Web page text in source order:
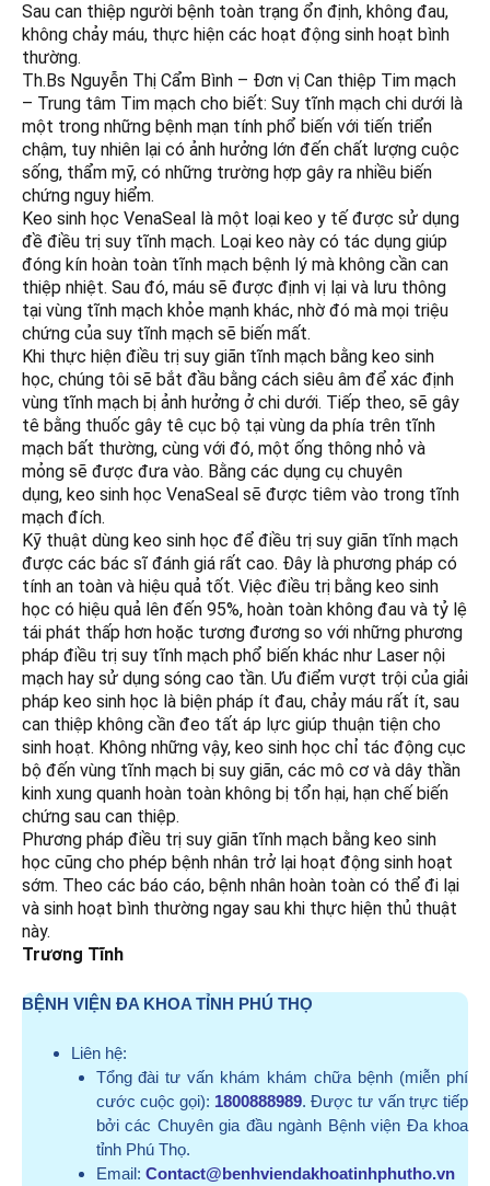
Sau can thiệp người bệnh toàn trạng ổn định, không đau,
không chảy máu, thực hiện các hoạt động sinh hoạt bình
thường.
Th.Bs Nguyễn Thị Cẩm Bình – Đơn vị Can thiệp Tim mạch
– Trung tâm Tim mạch cho biết: Suy tĩnh mạch chi dưới là
một trong những bệnh mạn tính phổ biến với tiến triển
chậm, tuy nhiên lại có ảnh hưởng lớn đến chất lượng cuộc
sống, thẩm mỹ, có những trường hợp gây ra nhiều biến
chứng nguy hiểm.
Keo sinh học VenaSeal là một loại keo y tế được sử dụng
đề điều trị suy tĩnh mạch. Loại keo này có tác dụng giúp
đóng kín hoàn toàn tĩnh mạch bệnh lý mà không cần can
thiệp nhiệt. Sau đó, máu sẽ được định vị lại và lưu thông
tại vùng tĩnh mạch khỏe mạnh khác, nhờ đó mà mọi triệu
chứng của suy tĩnh mạch sẽ biến mất.
Khi thực hiện điều trị suy giãn tĩnh mạch bằng keo sinh
học, chúng tôi sẽ bắt đầu bằng cách siêu âm để xác định
vùng tĩnh mạch bị ảnh hưởng ở chi dưới. Tiếp theo, sẽ gây
tê bằng thuốc gây tê cục bộ tại vùng da phía trên tĩnh
mạch bất thường, cùng với đó, một ống thông nhỏ và
mỏng sẽ được đưa vào. Bằng các dụng cụ chuyên
dụng, keo sinh học VenaSeal sẽ được tiêm vào trong tĩnh
mạch đích.
Kỹ thuật dùng keo sinh học để điều trị suy giãn tĩnh mạch
được các bác sĩ đánh giá rất cao. Đây là phương pháp có
tính an toàn và hiệu quả tốt. Việc điều trị bằng keo sinh
học có hiệu quả lên đến 95%, hoàn toàn không đau và tỷ lệ
tái phát thấp hơn hoặc tương đương so với những phương
pháp điều trị suy tĩnh mạch phổ biến khác như Laser nội
mạch hay sử dụng sóng cao tần. Ưu điểm vượt trội của giải
pháp keo sinh học là biện pháp ít đau, chảy máu rất ít, sau
can thiệp không cần đeo tất áp lực giúp thuận tiện cho
sinh hoạt. Không những vậy, keo sinh học chỉ tác động cục
bộ đến vùng tĩnh mạch bị suy giãn, các mô cơ và dây thần
kinh xung quanh hoàn toàn không bị tổn hại, hạn chế biến
chứng sau can thiệp.
Phương pháp điều trị suy giãn tĩnh mạch bằng keo sinh
học cũng cho phép bệnh nhân trở lại hoạt động sinh hoạt
sớm. Theo các báo cáo, bệnh nhân hoàn toàn có thể đi lại
và sinh hoạt bình thường ngay sau khi thực hiện thủ thuật
này.
Trương Tĩnh
BỆNH VIỆN ĐA KHOA TỈNH PHÚ THỌ
Liên hệ:
Tổng đài tư vấn khám khám chữa bệnh (miễn phí
cước cuộc gọi): 1800888989. Được tư vấn trực tiếp
bởi các Chuyên gia đầu ngành Bệnh viện Đa khoa
tỉnh Phú Thọ.
Email: Contact@benhviendakhoatinhphutho.vn